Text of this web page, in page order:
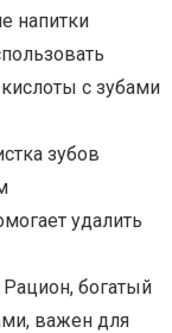
напитки
с зубами
зубов
удалить
Рацион, богатый
важен для